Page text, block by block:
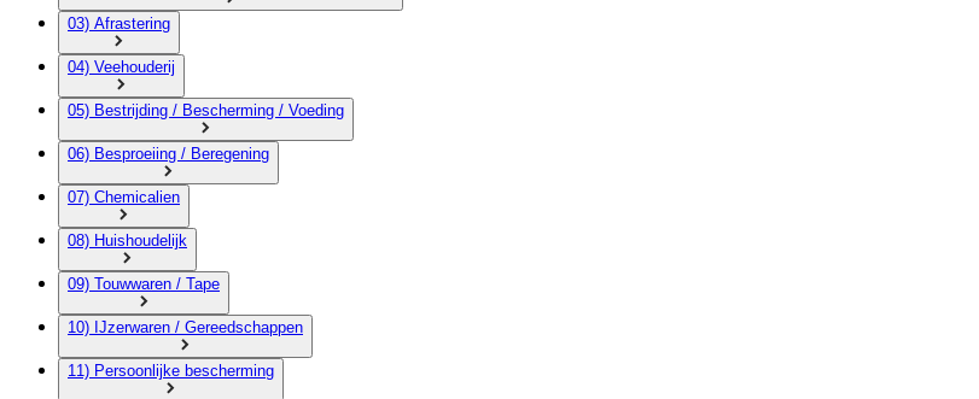
03) Afrastering
04) Veehouderij
05) Bestrijding / Bescherming / Voeding
06) Besproeiing / Beregening
07) Chemicalien
08) Huishoudelijk
09) Touwwaren / Tape
10) IJzerwaren / Gereedschappen
11) Persoonlijke bescherming